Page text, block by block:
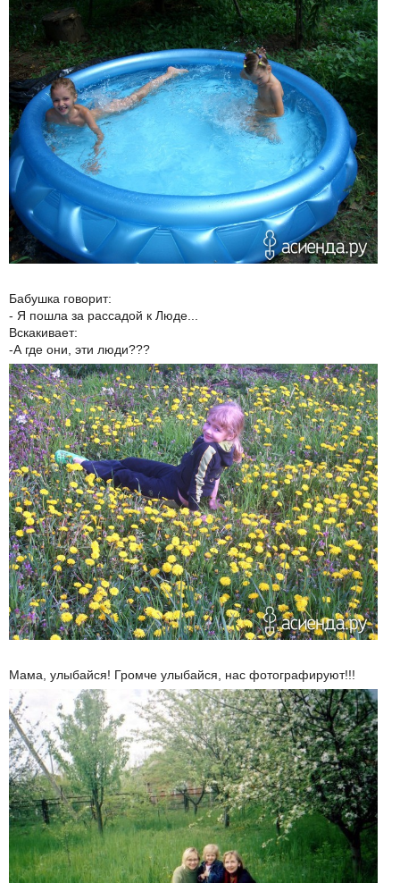
Бабушка говорит:
- Я пошла за рассадой к Люде...
Вскакивает:
-А где они, эти люди???
Мама, улыбайся! Громче улыбайся, нас фотографируют!!!